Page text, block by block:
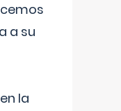
a su
la